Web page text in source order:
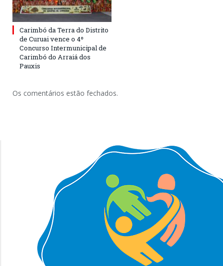
Carimbó da Terra do Distrito
de Curuai vence o 4º
Concurso Intermunicipal de
Carimbó do Arraiá dos
Pauxis
Os comentários estão fechados.